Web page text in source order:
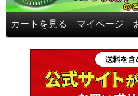
カートを見る マイページ